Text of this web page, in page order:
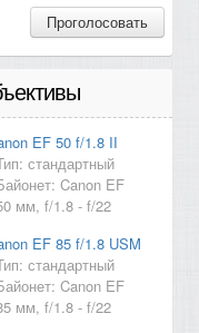
Проголосовать
EF 50 f/1.8 II
стандартный
Canon EF
мм, f/1.8 - f/22
EF 85 f/1.8 USM
стандартный
Canon EF
мм, f/1.8 - f/22